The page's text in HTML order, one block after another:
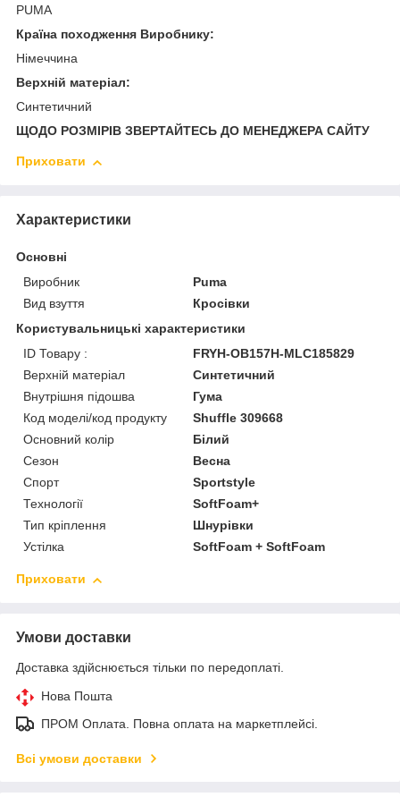
PUMA
Країна походження Виробнику:
Німеччина
Верхній матеріал:
Синтетичний
ЩОДО РОЗМІРІВ ЗВЕРТАЙТЕСЬ ДО МЕНЕДЖЕРА САЙТУ
Приховати
Характеристики
Основні
Виробник
Puma
Вид взуття
Кросівки
Користувальницькі характеристики
ID Товару :
FRYH-OB157H-MLC185829
Верхній матеріал
Синтетичний
Внутрішня підошва
Гума
Код моделі/код продукту
Shuffle 309668
Основний колір
Білий
Сезон
Весна
Спорт
Sportstyle
Технології
SoftFoam+
Тип кріплення
Шнурівки
Устілка
SoftFoam + SoftFoam
Приховати
Умови доставки
Доставка здійснюється тільки по передоплаті.
Нова Пошта
ПРОМ Оплата. Повна оплата на маркетплейсі.
Всі умови доставки